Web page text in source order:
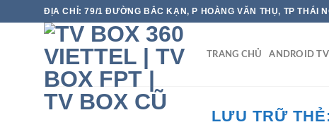
đến
ĐỊA CHỈ: 79/1 ĐƯỜNG BẮC KẠN, P HOÀNG VĂN THỤ, TP THÁI
TRANG CHỦ ANDROID
LƯU TRỮ